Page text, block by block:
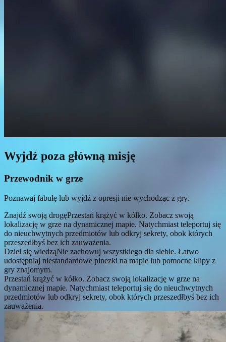
Wyjdź poza główną misję
Przewodnik w grze
Poznawaj fabułę lub wyjdź z opresji nie wychodząc z gry.
Znajdź swoją drogęPrzestań krążyć w kółko. Zobacz swoją
lokalizację w grze na dynamicznej mapie. Natychmiast teleportuj się
do nieuchwytnych przedmiotów lub odkryj sekrety, obok których
przeszedłbyś bez ich zauważenia.
Dziel się wiedząNie zachowuj wszystkiego dla siebie. Łatwo
udostępniaj niestandardowe pinezki na mapie lub pomocne klipy z
gry znajomym.
Przestań krążyć w kółko. Zobacz swoją lokalizację w grze na
dynamicznej mapie. Natychmiast teleportuj się do nieuchwytnych
przedmiotów lub odkryj sekrety, obok których przeszedłbyś bez ich
zauważenia.